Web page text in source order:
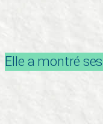
Elle a montré